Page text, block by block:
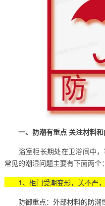
一、防潮有重点 关注材料和
浴室柜长期处在卫浴间中，
常见的潮湿问题主要有下面两个：
1、柜门受潮变形，关不严
防御重点：外部材料的防潮